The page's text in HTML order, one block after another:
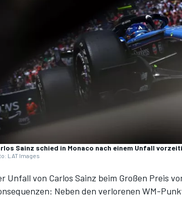
Sainz schied in Monaco nach einem Unfall
LAT Images
Unfall von Carlos Sainz beim Großen Preis
Neben den verlorenen WM-